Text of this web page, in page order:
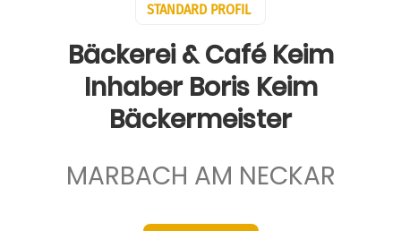
STANDARD PROFIL
Bäckerei & Café Keim
Inhaber Boris Keim
Bäckermeister
MARBACH AM NECKAR